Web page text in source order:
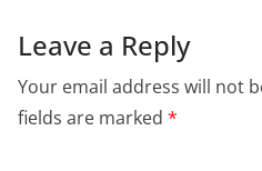
Leave a Reply
Your email address will not
fields are marked *